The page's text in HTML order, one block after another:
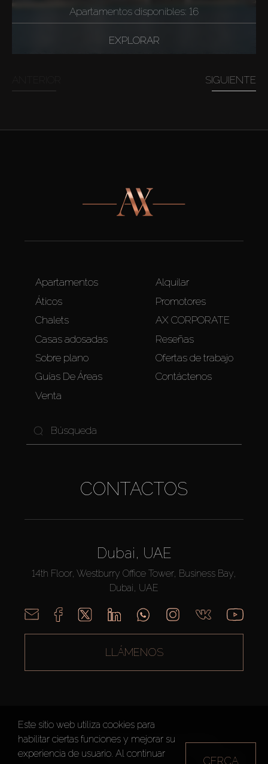
Apartamentos disponibles: 16
EXPLORAR
SIGUIENTE
Apartamentos
Áticos
Chalets
Casas adosadas
Sobre plano
Guías De Áreas
Venta
Alquilar
Promotores
AX CORPORATE
Reseñas
Ofertas de trabajo
Contáctenos
CONTACTOS
Dubai, UAE
14th Floor, Westburry Office Tower, Business Bay,
Dubai, UAE
LLÁMENOS
AX CAPITAL ©2026 Todos los derechos reservados
Condiciones de Uso
Política de privacidad Mapa del sitio
Este sitio web utiliza cookies para
habilitar ciertas funciones y mejorar su
experiencia de usuario. Al continuar
CERCA